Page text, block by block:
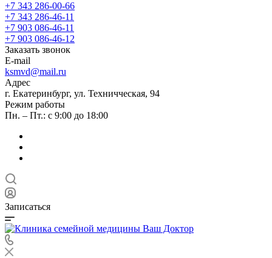
+7 343 286-00-66
+7 343 286-46-11
+7 903 086-46-11
+7 903 086-46-12
Заказать звонок
E-mail
ksmvd@mail.ru
Адрес
г. Екатеринбург, ул. Техничческая, 94
Режим работы
Пн. – Пт.: с 9:00 до 18:00
Записаться